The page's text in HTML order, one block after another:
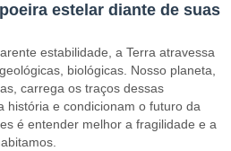
estelar diante de suas
estabilidade, a Terra atravessa
biológicas. Nosso planeta,
carrega os traços dessas
história e condicionam o futuro da
é entender melhor a fragilidade e a